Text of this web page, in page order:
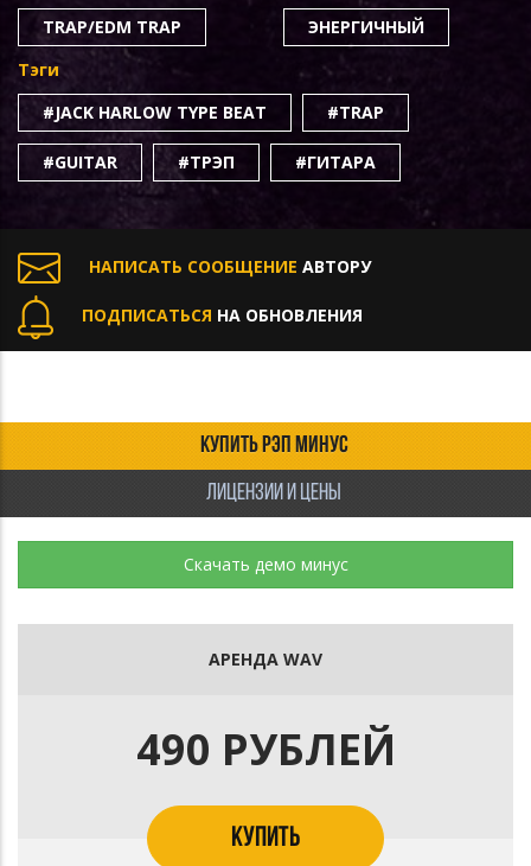
TRAP/EDM TRAP
ЭНЕРГИЧНЫЙ
Тэги
#JACK HARLOW TYPE BEAT
#TRAP
#GUITAR #ТРЭП #ГИТАРА
НАПИСАТЬ СООБЩЕНИЕ АВТОРУ
ПОДПИСАТЬСЯ НА ОБНОВЛЕНИЯ
КУПИТЬ РЭП МИНУС
ЛИЦЕНЗИИ И ЦЕНЫ
Скачать демо минус
АРЕНДА WAV
490 РУБЛЕЙ
КУПИТЬ